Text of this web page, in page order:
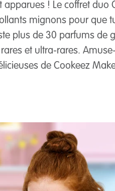
apparues ! Le coffret duo
mignons pour que
plus de 30 parfums de
et ultra-rares.
de Cookeez